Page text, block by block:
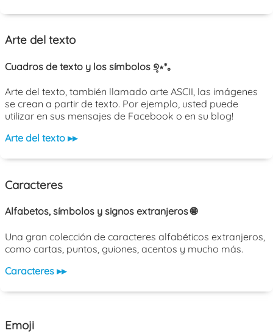
Arte del texto
Cuadros de texto y los símbolos ୭̥⋆*｡
Arte del texto, también llamado arte ASCII, las imágenes
se crean a partir de texto. Por ejemplo, usted puede
utilizar en sus mensajes de Facebook o en su blog!
Arte del texto ▸▸
Caracteres
Alfabetos, símbolos y signos extranjeros 🌐
Una gran colección de caracteres alfabéticos extranjeros,
como cartas, puntos, guiones, acentos y mucho más.
Caracteres ▸▸
Emoji